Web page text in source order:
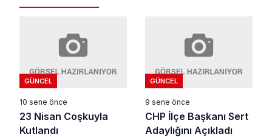
GÜNCEL
10 sene önce
23 Nisan Coşkuyla
Kutlandı
GÜNCEL
9 sene önce
CHP İlçe Başkanı Sert
Adaylığını Açıkladı